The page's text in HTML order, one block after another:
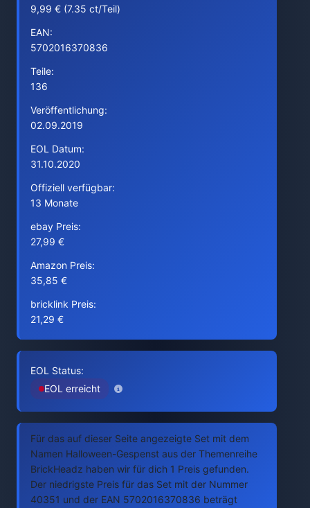
9,99 € (7.35 ct/Teil)
EAN:
5702016370836
Teile:
136
Veröffentlichung:
02.09.2019
EOL Datum:
31.10.2020
Offiziell verfügbar:
13 Monate
ebay Preis:
27,99 €
Amazon Preis:
35,85 €
bricklink Preis:
21,29 €
EOL Status:
EOL erreicht
Für das auf dieser Seite angezeigte Set mit dem
Namen Halloween-Gespenst aus der Themenreihe
BrickHeadz haben wir für dich 1 Preis gefunden.
Der niedrigste Preis für das Set mit der Nummer
40351 und der EAN 5702016370836 beträgt